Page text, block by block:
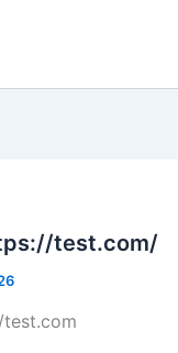
test.com/